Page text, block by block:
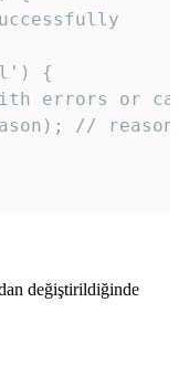
{
errors or
//
değiştirildiğinde